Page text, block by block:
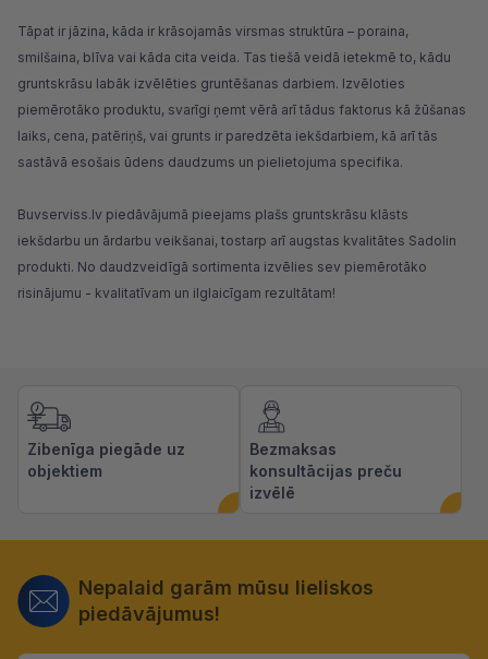
Tāpat ir jāzina, kāda ir krāsojamās virsmas struktūra – poraina,
smilšaina, blīva vai kāda cita veida. Tas tiešā veidā ietekmē to, kādu
gruntskrāsu labāk izvēlēties gruntēšanas darbiem. Izvēloties
piemērotāko produktu, svarīgi ņemt vērā arī tādus faktorus kā žūšanas
laiks, cena, patēriņš, vai grunts ir paredzēta iekšdarbiem, kā arī tās
sastāvā esošais ūdens daudzums un pielietojuma specifika.
Buvserviss.lv piedāvājumā pieejams plašs gruntskrāsu klāsts
iekšdarbu un ārdarbu veikšanai, tostarp arī augstas kvalitātes Sadolin
produkti. No daudzveidīgā sortimenta izvēlies sev piemērotāko
risinājumu - kvalitatīvam un ilglaicīgam rezultātam!
Zibenīga piegāde uz
objektiem
Bezmaksas
konsultācijas preču
izvēlē
Nepalaid garām mūsu lieliskos
piedāvājumus!